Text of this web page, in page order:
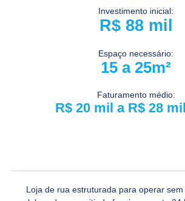
Investimento inicial:
R$ 88 mil
Espaço necessário:
15 a 25m²
Faturamento médio:
R$ 20 mil a R$ 28
Loja de rua estruturada para operar